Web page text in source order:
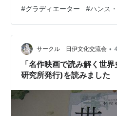
るグラディウスからきている
びるような、凛とした美しさ
を出る。 ハンス・ジマーの『
曲』を流しながら、 リサ・ジ
を傾けていると、 心が洗われ
もある。 映画の残虐なシーン
#グラディエーター #ハンス
サークル 日伊文化交流会 •
「名作映画で読み解く世
研究所発行)を読みました